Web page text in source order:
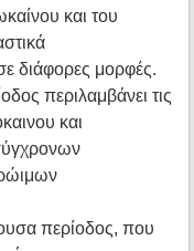
και του
διάφορες μορφές.
περιλαμβάνει τις
και
περίοδος, που